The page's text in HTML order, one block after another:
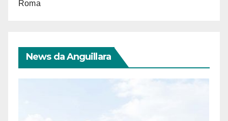
Roma
News da Anguillara